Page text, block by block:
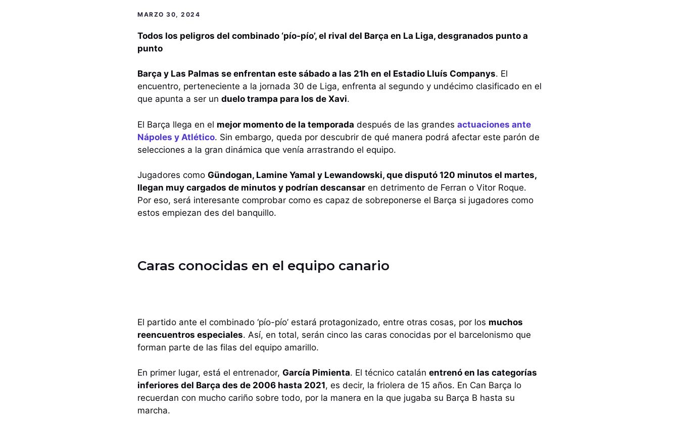
MARZO 30, 2024
Todos los peligros del combinado ‘pío-pío’, el rival del Barça en La Liga, desgranados punto a
punto
Barça y Las Palmas se enfrentan este sábado a las 21h en el Estadio Lluís Companys. El
encuentro, perteneciente a la jornada 30 de Liga, enfrenta al segundo y undécimo clasificado en el
que apunta a ser un duelo trampa para los de Xavi.
El Barça llega en el mejor momento de la temporada después de las grandes actuaciones ante
Nápoles y Atlético. Sin embargo, queda por descubrir de qué manera podrá afectar este parón de
selecciones a la gran dinámica que venía arrastrando el equipo.
Jugadores como Gündogan, Lamine Yamal y Lewandowski, que disputó 120 minutos el martes,
llegan muy cargados de minutos y podrían descansar en detrimento de Ferran o Vitor Roque.
Por eso, será interesante comprobar como es capaz de sobreponerse el Barça si jugadores como
estos empiezan des del banquillo.
Caras conocidas en el equipo canario
El partido ante el combinado ‘pío-pío’ estará protagonizado, entre otras cosas, por los muchos
reencuentros especiales. Así, en total, serán cinco las caras conocidas por el barcelonismo que
forman parte de las filas del equipo amarillo.
En primer lugar, está el entrenador, García Pimienta. El técnico catalán entrenó en las categorías
inferiores del Barça des de 2006 hasta 2021, es decir, la friolera de 15 años. En Can Barça lo
recuerdan con mucho cariño sobre todo, por la manera en la que jugaba su Barça B hasta su
marcha.